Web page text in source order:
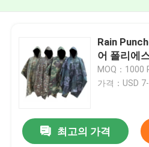
Rain
어 폴리에
MOQ：1000
가격：USD
최고의 가격